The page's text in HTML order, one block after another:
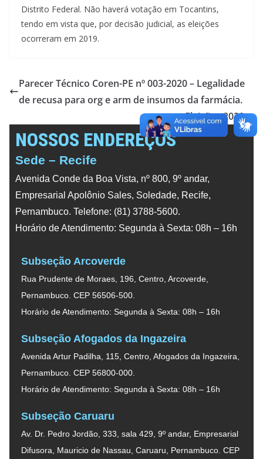
Distrito Federal. Não haverá votação em Tocantins,
tendo em vista que, por decisão judicial, as eleições
ocorreram em 2019.
Parecer Técnico Coren-PE nº 003-2020 – Legalidade
de recusa para org e arm de insumos da farmácia.
Eleições 2020
NOSSOS ENDEREÇOS
Sede – Recife
Avenida Conde da Boa Vista, nº 800, 9º andar,
Empresarial Apolônio Sales, Soledade, Recife,
Pernambuco. Telefone: (81) 3788-5600.
Horário de Atendimento: Segunda à Sexta: 08h – 16h
Subseção Arcoverde
Rua Prudente de Moraes, 196, Centro, Arcoverde,
Pernambuco. CEP 56506-500.
Horário de Atendimento: Segunda à Sexta: 08h – 16h
Subseção Afogados da Ingazeira
Avenida Artur Padilha, 115, Centro, Afogados da Ingazeira,
Pernambuco. CEP 56800-000.
Horário de Atendimento: Segunda à Sexta: 08h – 16h
Subseção Caruaru
Av. Dr. Pedro Jordão, 333, sala 429, 9º andar, Empresarial
Difusora, Mauricio de Nassau, Caruaru, Pernambuco. CEP